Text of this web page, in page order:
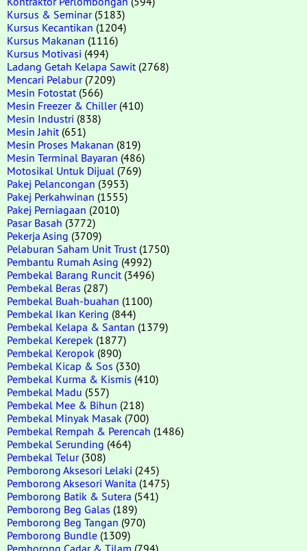
Kursus & Seminar(5183)
Kursus Kecantikan (1204)
Kursus Makanan (1116)
Kursus Motivasi (494)
Ladang Getah Kelapa Sawit (2768)
Mencari Pelabur(7209)
Mesin Fotostat (566)
Mesin Freezer & Chiller(410)
Mesin Industri (838)
Mesin Jahit (651)
Mesin Proses Makanan (819)
Mesin Terminal Bayaran (486)
Motosikal Untuk Dijual (769)
Pakej Pelancongan (3953)
Pakej Perkahwinan (1555)
Pakej Perniagaan (2010)
Pasar Basah (3772)
Pekerja Asing (3709)
Pelaburan Saham Unit Trust (1750)
Pembantu Rumah Asing (4992)
Pembekal Barang Runcit (3496)
Pembekal Beras (287)
Pembekal Buah-buahan (1100)
Pembekal Ikan Kering (844)
Pembekal Kelapa & Santan (1379)
Pembekal Kerepek (1877)
Pembekal Keropok (890)
Pembekal Kicap & Sos (330)
Pembekal Kurma & Kismis (410)
Pembekal Madu (557)
Pembekal Mee & Bihun (218)
Pembekal Minyak Masak (700)
Pembekal Rempah & Perencah (1486)
Pembekal Serunding (464)
Pembekal Telur(308)
Pemborong Aksesori Lelaki (245)
Pemborong Aksesori Wanita (1475)
Pemborong Batik & Sutera (541)
Pemborong Beg Galas (189)
Pemborong Beg Tangan (970)
Pemborong Bundle (1309)
Pemborong Cadar & Tilam (794)